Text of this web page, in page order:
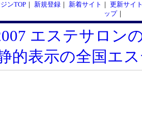
ンTOP｜ 新規登録｜ 新着サイト ｜ 更新サイ
ップ｜
エステサロン
的表示の全国エ